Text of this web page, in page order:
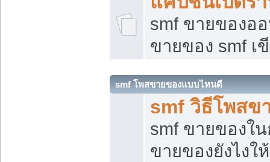
smf ขายของอ
ขายของ smf เ
smf โพสขายของแบบไหนดี
smf วิธีโพสข
smf ขายของใ
ขายของยังไง